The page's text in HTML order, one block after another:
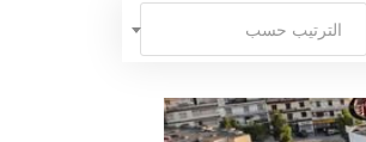
الترتيب حسب